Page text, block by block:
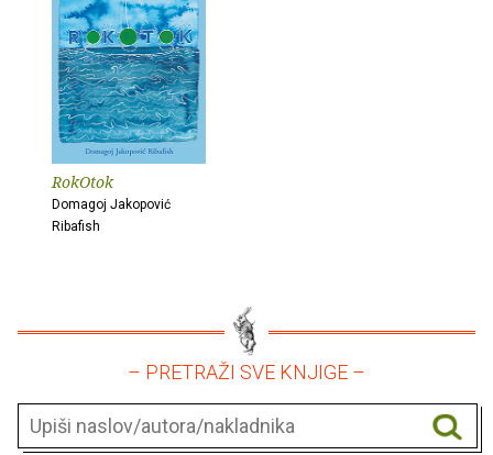
RokOtok
Domagoj Jakopović
Ribafish
– PRETRAŽI SVE KNJIGE –